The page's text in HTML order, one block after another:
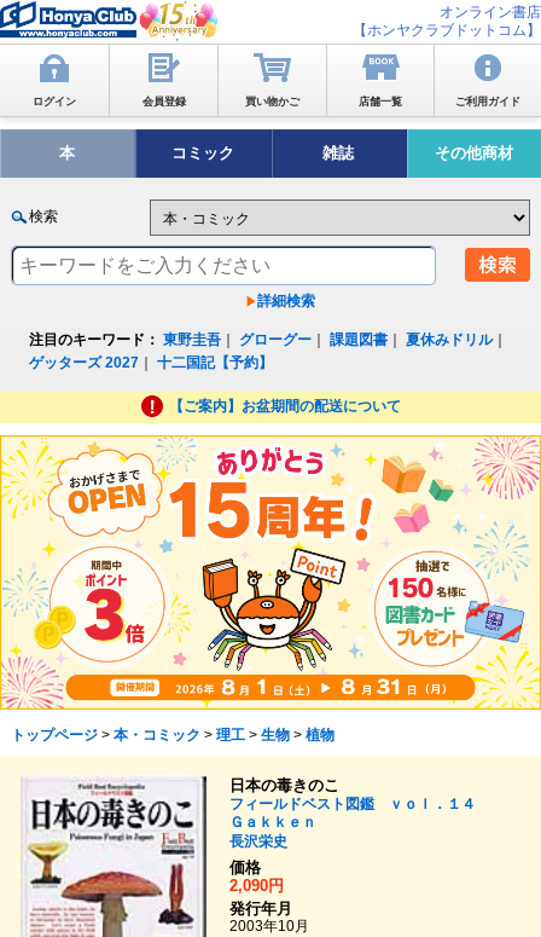
オンライン書店
【ホンヤクラブドットコム】
ログイン 会員登録 買い物かご 店舗一覧 ご利用ガイド
本 コミック 雑誌 その他商材
検索
詳細検索
注目のキーワード： 東野圭吾 グローグー ｜課題図書 ｜夏休みドリル｜
ゲッターズ 2027 ｜十二国記【予約】
【ご案内】お盆期間の配送について
トップページ> 本・コミック > 理工> 生物> 植物
日本の毒きのこ
フィールドベスト図鑑 ｖｏｌ．１４
Ｇａｋｋｅｎ
長沢栄史
価格
2,090円
発行年月
2003年10月